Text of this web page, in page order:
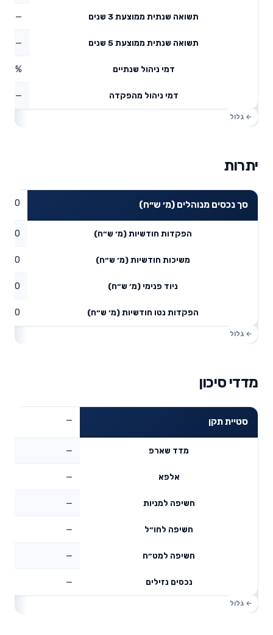
תשואה שנתית ממוצעת 3 שנים —
תשואה שנתית ממוצעת 5 שנים —
דמי ניהול שנתיים 0%
דמי ניהול מהפקדה —
יתרות
סך נכסים מנוהלים (מ׳ ש״ח) 0
הפקדות חודשיות (מ׳ ש״ח) 0
משיכות חודשיות (מ׳ ש״ח) 0
ניוד פנימי (מ׳ ש״ח) 0
הפקדות נטו חודשיות (מ׳ ש״ח) 0
מדדי סיכון
סטיית תקן —
מדד שארפ —
אלפא —
חשיפה למניות —
חשיפה לחו״ל —
חשיפה למט״ח —
נכסים נזילים —